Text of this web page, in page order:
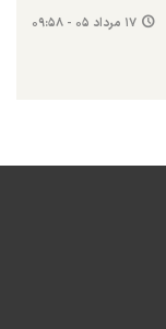
۱۷ مرداد ۰۵ - ۰۹:۵۸